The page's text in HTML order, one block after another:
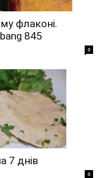
флаконі.
845
0
7 днів
0